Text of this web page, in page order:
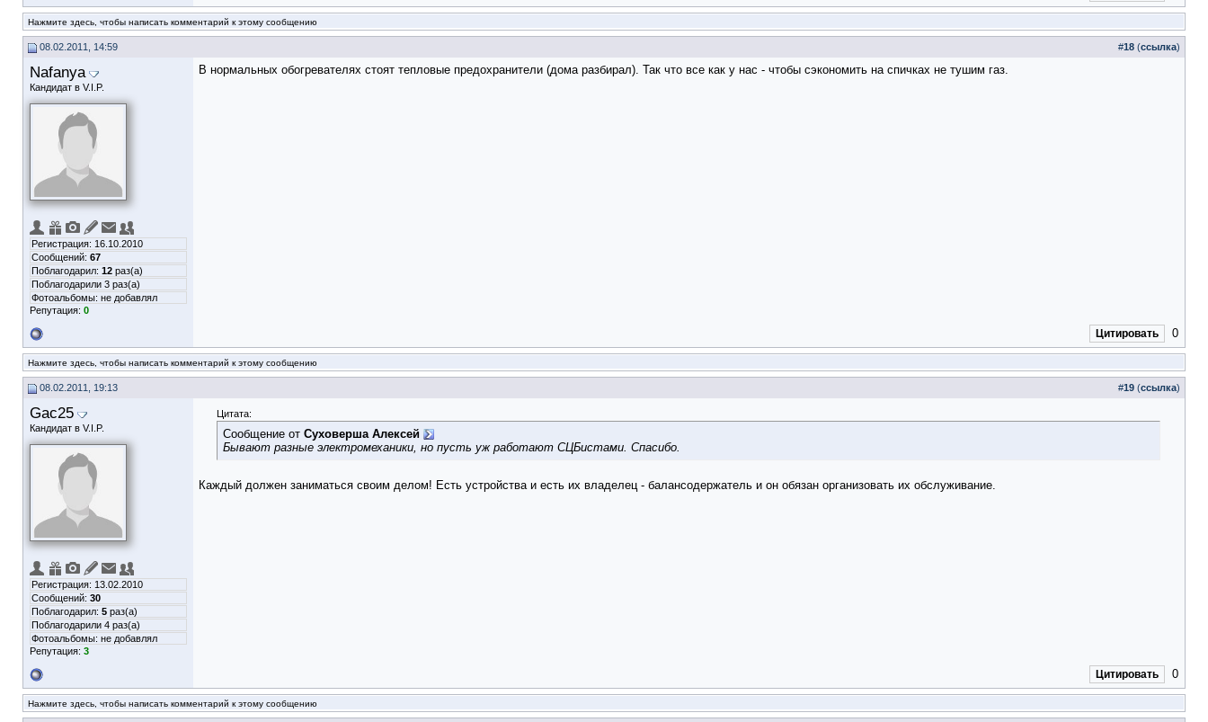
Нажмите здесь, чтобы написать комментарий к этому сообщению
08.02.2011, 14:59 #18 (ссылка)
Nafanya
Кандидат в V.I.P.
Регистрация: 16.10.2010
Сообщений: 67
Поблагодарил: 12 раз(а)
Поблагодарили 3 раз(а)
Фотоальбомы: не добавлял
Репутация: 0
В нормальных обогревателях стоят тепловые предохранители (дома разбирал). Так что все как у нас - чтобы сэкономить на спичках не тушим газ.
Цитировать 0
Нажмите здесь, чтобы написать комментарий к этому сообщению
08.02.2011, 19:13 #19 (ссылка)
Gac25
Кандидат в V.I.P.
Регистрация: 13.02.2010
Сообщений: 30
Поблагодарил: 5 раз(а)
Поблагодарили 4 раз(а)
Фотоальбомы: не добавлял
Репутация: 3
Цитата:
Сообщение от Суховерша Алексей
Бывают разные электромеханики, но пусть уж работают СЦБистами. Спасибо.
Каждый должен заниматься своим делом! Есть устройства и есть их владелец - балансодержатель и он обязан организовать их обслуживание.
Цитировать 0
Нажмите здесь, чтобы написать комментарий к этому сообщению